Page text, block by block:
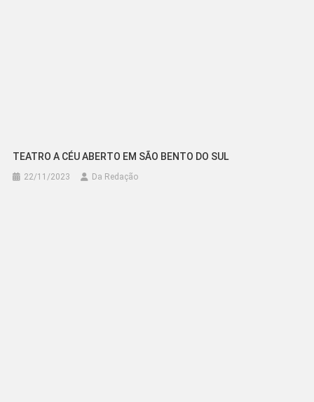
TEATRO A CÉU ABERTO EM SÃO BENTO DO SUL
22/11/2023 Da Redação